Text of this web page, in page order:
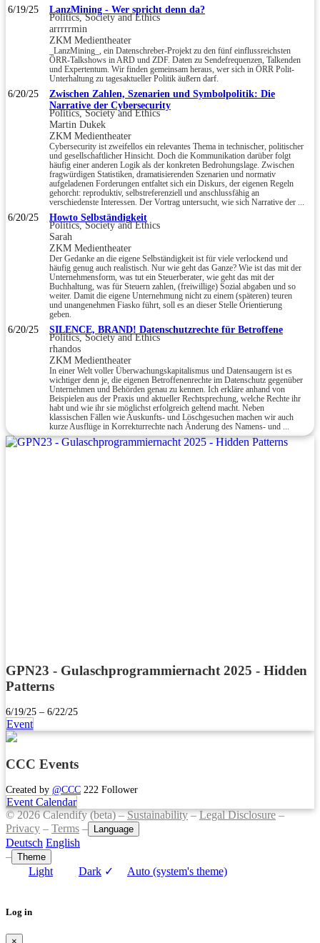
6/19/25 LanzMining - Wer spricht denn da?
Politics, Society and Ethics
arrrrrmin
ZKM Medientheater
_LanzMining_, ein Datenschreber-Projekt zu den fünf einflussreichsten
ÖRR-Talkshows in ARD und ZDF. Daten zu Sendefrequenzen, Talkenden
und Expertentum. Wir finden gemeinsam heraus, wer sich in ÖRR Polit-
Unterhaltung zu tagesaktueller Politik äußern darf.
6/20/25
Zwischen Zahlen, Szenarien und Symbolpolitik: Die
Narrative der Cybersecurity
Politics, Society and Ethics
Martin Dukek
ZKM Medientheater
Cybersecurity ist zweifellos ein relevantes Thema in technischer, politischer
und gesellschaftlicher Hinsicht. Doch die Kommunikation darüber folgt
häufig einer anderen Logik als der konkreten Bedrohungslage. Zwischen
fragwürdigen Statistiken, dramatisierenden Szenarien und normativ
aufgeladenen Forderungen entfaltet sich ein Diskurs, der eigenen Regeln
gehorcht: reproduktiv, selbstreferenziell und anschlussfähig an
verschiedenste Interessen. Der Vortrag untersucht, wie sich Narrative der ...
6/20/25 Howto Selbständigkeit
Politics, Society and Ethics
Sarah
ZKM Medientheater
Der Gedanke an die eigene Selbständigkeit ist für viele verlockend und
häufig genug auch realistisch. Nur wie geht das Ganze? Wie ist das mit der
Unternehmensform, was tut ein Steuerberater, wie geht das mit der
Buchhaltung, was für Steuern zahlen, (freiwillige) Sozial abgaben und so
weiter. Damit die eigene Unternehmung nicht zu einem (späteren) teuren
und unangenehmen Fiasko führt, soll es an dieser Stelle Orientierung
geben.
6/20/25 SILENCE, BRAND! Datenschutzrechte für Betroffene
Politics, Society and Ethics
rhandos
ZKM Medientheater
In einer Welt voller Überwachungskapitalismus und Datensaugern ist es
wichtiger denn je, die eigenen Betroffenenrechte im Datenschutz gegenüber
Unternehmen und Behörden genau zu kennen. Ich erkläre anhand von
Beispielen aus der Praxis und aktueller Rechtsprechung, welche Rechte ihr
habt und wie ihr sie möglichst erfolgreich geltend macht. Neben
klassischen Fällen wie Auskunfts- und Löschgesuchen machen wir auch
kurze Ausflüge in Korrekturrechte nach Änderung des Namens- und ...
GPN23 - Gulaschprogrammiernacht 2025 - Hidden
Patterns
6/19/25 – 6/22/25
Event
CCC Events
Created by @CCC 222 Follower
Event Calendar
© 2026 Calendify (beta) –Sustainability–Legal Disclosure–
Privacy – Terms – Language
Deutsch English
– Theme
Light Dark ✓ Auto (system's theme)
Log in